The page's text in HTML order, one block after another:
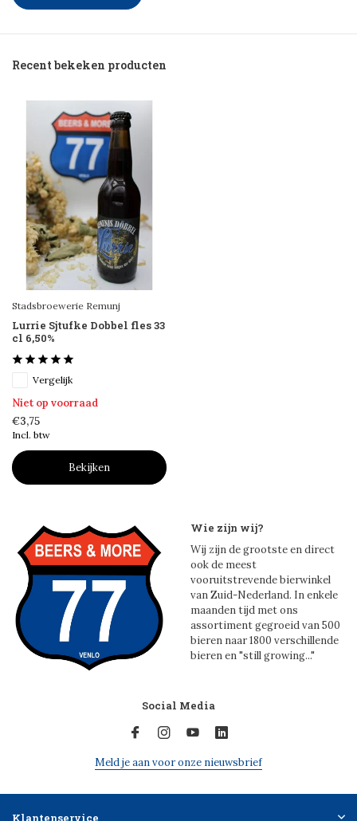
Recent bekeken producten
Stadsbroewerie Remunj
Lurrie Sjtufke Dobbel fles 33
cl 6,50%
Vergelijk
Niet op voorraad
€3,75
Incl. btw
Bekijken
Wie zijn wij?
Wij zijn de grootste en direct
ook de meest
vooruitstrevende bierwinkel
van Zuid-Nederland. In enkele
maanden tijd met ons
assortiment gegroeid van 500
bieren naar 1800 verschillende
bieren en "still growing..."
Social Media
Meld je aan voor onze nieuwsbrief
Klantenservice